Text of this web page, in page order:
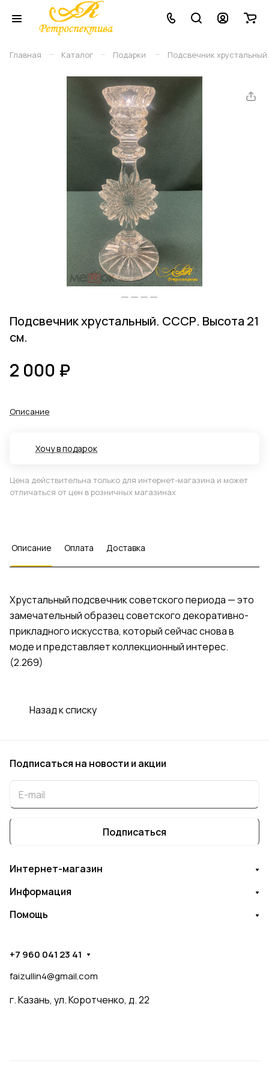
Главная – Каталог – Подарки – Подсвечник
Подсвечник хрустальный. СССР. Высота 21
см.
2 000 ₽
Описание
Хочу в подарок
Цена действительна только для интернет-магазина и может
отличаться от цен в розничных магазинах
Описание Оплата Доставка
Хрустальный подсвечник советского периода — это
замечательный образец советского декоративно-
прикладного искусства, который сейчас снова в
моде и представляет коллекционный интерес.
(2.269)
Назад к списку
Подписаться на новости и акции
Подписаться
Интернет-магазин
Информация
Помощь
+7 960 041 23 41
faizullin4@gmail.com
г. Казань, ул. Коротченко, д. 22